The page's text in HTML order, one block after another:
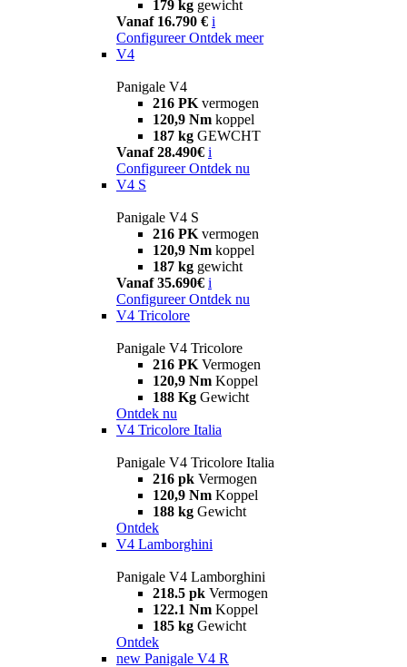
179 kg gewicht
Vanaf 16.790 € i
Configureer Ontdek meer
V4
Panigale V4
216 PK vermogen
120,9 Nm koppel
187 kg GEWCHT
Vanaf 28.490€ i
Configureer Ontdek nu
V4 S
Panigale V4 S
216 PK vermogen
120,9 Nm koppel
187 kg gewicht
Vanaf 35.690€ i
Configureer Ontdek nu
V4 Tricolore
Panigale V4 Tricolore
216 PK Vermogen
120,9 Nm Koppel
188 Kg Gewicht
Ontdek nu
V4 Tricolore Italia
Panigale V4 Tricolore Italia
216 pk Vermogen
120,9 Nm Koppel
188 kg Gewicht
Ontdek
V4 Lamborghini
Panigale V4 Lamborghini
218.5 pk Vermogen
122.1 Nm Koppel
185 kg Gewicht
Ontdek
new Panigale V4 R